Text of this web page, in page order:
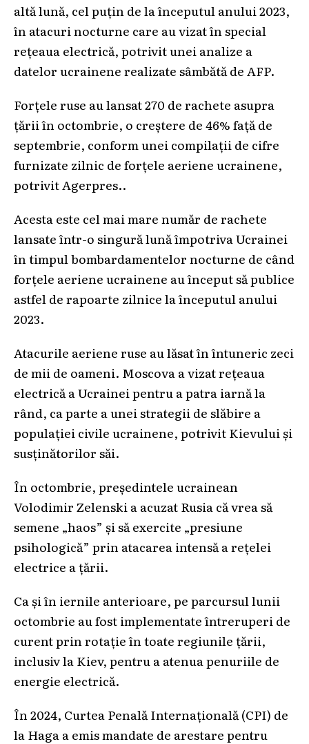
altă lună, cel puțin de la începutul anului 2023,
în atacuri nocturne care au vizat în special
rețeaua electrică, potrivit unei analize a
datelor ucrainene realizate sâmbătă de AFP.
Forțele ruse au lansat 270 de rachete asupra
țării în octombrie, o creștere de 46% față de
septembrie, conform unei compilații de cifre
furnizate zilnic de forțele aeriene ucrainene,
potrivit Agerpres..
Acesta este cel mai mare număr de rachete
lansate într-o singură lună împotriva Ucrainei
în timpul bombardamentelor nocturne de când
forțele aeriene ucrainene au început să publice
astfel de rapoarte zilnice la începutul anului
2023.
Atacurile aeriene ruse au lăsat în întuneric zeci
de mii de oameni. Moscova a vizat rețeaua
electrică a Ucrainei pentru a patra iarnă la
rând, ca parte a unei strategii de slăbire a
populației civile ucrainene, potrivit Kievului și
susținătorilor săi.
În octombrie, președintele ucrainean
Volodimir Zelenski a acuzat Rusia că vrea să
semene „haos” și să exercite „presiune
psihologică” prin atacarea intensă a rețelei
electrice a țării.
Ca și în iernile anterioare, pe parcursul lunii
octombrie au fost implementate întreruperi de
curent prin rotație în toate regiunile țării,
inclusiv la Kiev, pentru a atenua penuriile de
energie electrică.
În 2024, Curtea Penală Internațională (CPI) de
la Haga a emis mandate de arestare pentru